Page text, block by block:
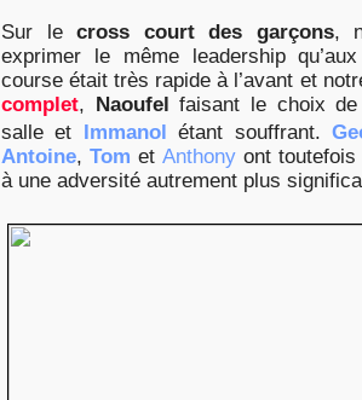
Sur lecross court des garçons,
exprimer le même leadership
course était très rapide à l’avant et
complet, Naoufel faisant le choix
salle et
Immanol étant souffrant.
Antoine,Tom et Anthonyont toutefois
à une adversité autrement plus